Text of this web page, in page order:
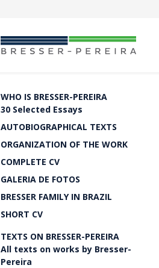
WHO IS BRESSER-PEREIRA
30 Selected Essays
AUTOBIOGRAPHICAL TEXTS
ORGANIZATION OF THE WORK
COMPLETE CV
GALERIA DE FOTOS
BRESSER FAMILY IN BRAZIL
SHORT CV
TEXTS ON BRESSER-PEREIRA
All texts on works by Bresser-
Pereira